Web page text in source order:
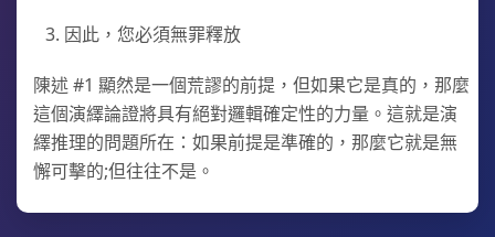
因此，您必須無罪釋放
陳述 #1 顯然是一個荒謬的前提，但如果它是真的，那麼
這個演繹論證將具有絕對邏輯確定性的力量。這就是演
繹推理的問題所在：如果前提是準確的，那麼它就是無
懈可擊的;但往往不是。